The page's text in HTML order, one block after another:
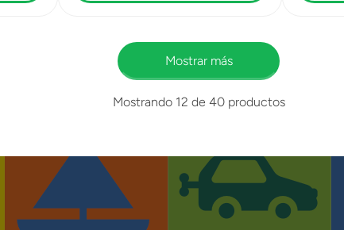
Mostrar más
Mostrando 12 de 40productos